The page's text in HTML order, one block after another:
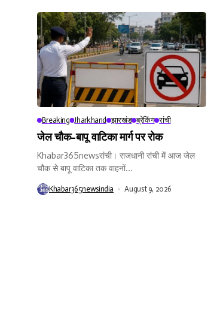
Breaking Jharkhand झारखंड ब्रेकिंग रांची
जेल चौक-बापू वाटिका मार्ग पर रोक
Khabar365newsरांची। राजधानी रांची में आज जेल
चौक से बापू वाटिका तक वाहनों...
Khabar365newsindia August 9, 2026